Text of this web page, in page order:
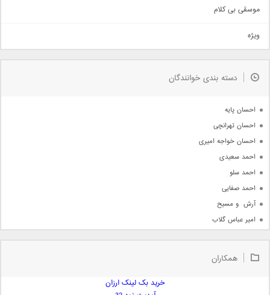
اهنگ بندرعباسی
دمو
مذهبی
جدیدترین ها
موسقی بی کلام
ویژه
دسته بندی خوانندگان
احسان پایه
احسان تهرانچی
احسان خواجه امیری
احمد سعیدی
احمد سلو
احمد صفایی
آرش  و مسیح
امیر عباس گلاب
امیر علی
همکاران
خرید بک لینک ارزان